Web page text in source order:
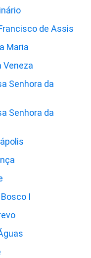
de Assis
Maria
Veneza
Senhora da
Senhora da
I